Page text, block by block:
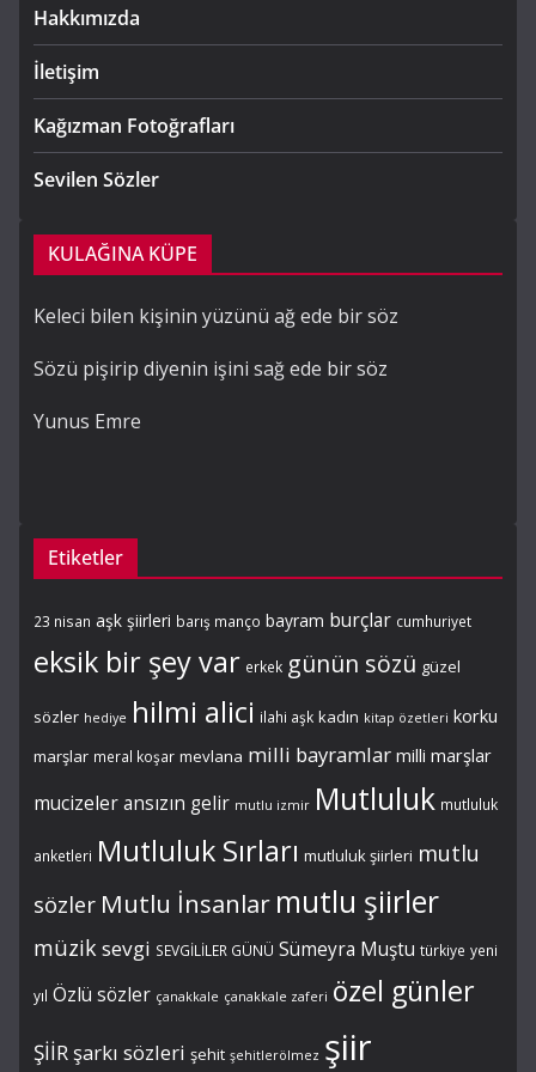
Hakkımızda
İletişim
Kağızman Fotoğrafları
Sevilen Sözler
KULAĞINA KÜPE
Keleci bilen kişinin yüzünü ağ ede bir söz
Sözü pişirip diyenin işini sağ ede bir söz
Yunus Emre
Etiketler
23 nisan aşk şiirleri barış manço bayram burçlar cumhuriyet
eksik bir şey var erkek günün sözü güzel
sözler hediye hilmi alici ilahi aşk kadın kitap özetleri korku
marşlar meral koşar mevlana milli bayramlar milli marşlar
mucizeler ansızın gelir mutlu izmir Mutluluk mutluluk
anketleri Mutluluk Sırları mutluluk şiirleri mutlu
sözler Mutlu İnsanlar mutlu şiirler
müziksevgi SEVGİLİLER GÜNÜ Sümeyra Muştu türkiye yeni
yıl Özlü sözler çanakkale çanakkale zaferi özel günler
ŞİİR şarkı sözleri şehit şehitlerölmez şiir